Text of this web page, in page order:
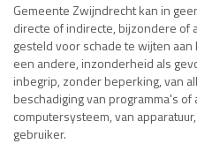
Gemeente Zwijndrecht kan in
directe of indirecte, bijzondere
gesteld voor schade te wijten
een andere, inzonderheid als
inbegrip, zonder beperking, van
beschadiging van programma's
computersysteem, van
gebruiker.